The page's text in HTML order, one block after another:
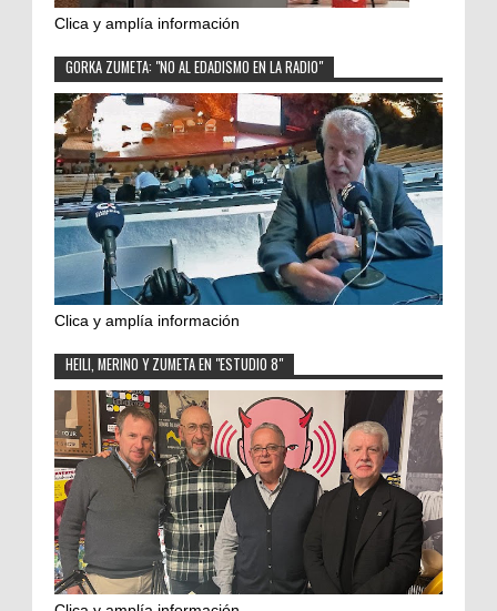
Clica y amplía información
GORKA ZUMETA: "NO AL EDADISMO EN LA RADIO"
Clica y amplía información
HEILI, MERINO Y ZUMETA EN "ESTUDIO 8"